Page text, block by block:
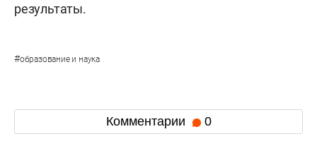
результаты.
#образование и наука
Комментарии 0